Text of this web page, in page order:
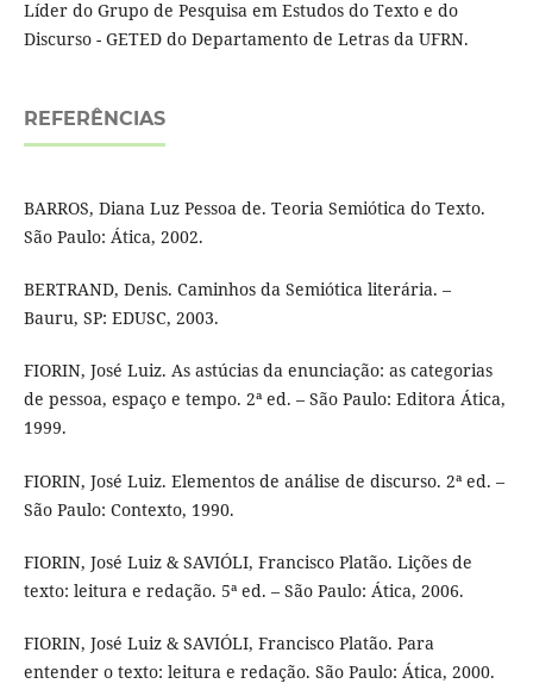
Líder do Grupo de Pesquisa em Estudos do Texto e do
Discurso - GETED do Departamento de Letras da UFRN.
REFERÊNCIAS
BARROS, Diana Luz Pessoa de. Teoria Semiótica do Texto.
São Paulo: Ática, 2002.
BERTRAND, Denis. Caminhos da Semiótica literária. –
Bauru, SP: EDUSC, 2003.
FIORIN, José Luiz. As astúcias da enunciação: as categorias
de pessoa, espaço e tempo. 2ª ed. – São Paulo: Editora Ática,
1999.
FIORIN, José Luiz. Elementos de análise de discurso. 2ª ed. –
São Paulo: Contexto, 1990.
FIORIN, José Luiz & SAVIÓLI, Francisco Platão. Lições de
texto: leitura e redação. 5ª ed. – São Paulo: Ática, 2006.
FIORIN, José Luiz & SAVIÓLI, Francisco Platão. Para
entender o texto: leitura e redação. São Paulo: Ática, 2000.